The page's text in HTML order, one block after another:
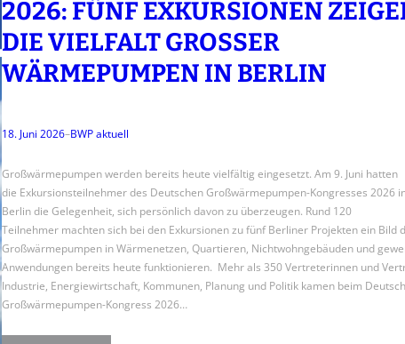
026: FÜNF EXKURSIONEN ZEIGEN
IE VIELFALT GROSSER WÄ
RMEPUMPEN IN BERLIN
18. Juni 2026–BWP aktuell
Großwärmepumpen werden bereits heute vielfältig eingesetzt. Am 9. Juni hatten
die Exkursionsteilnehmer des Deutschen Großwärmepumpen-Kongresses 2026
Berlin die Gelegenheit, sich persönlich davon zu überzeugen. Rund 120
Teilnehmer machten sich bei den Exkursionen zu fünf Berliner Projekten ein Bild
Großwärmepumpen in Wärmenetzen, Quartieren, Nichtwohngebäuden und
Anwendungen bereits heute funktionieren. Mehr als 350 Vertreterinnen und
Industrie, Energiewirtschaft, Kommunen, Planung und Politik kamen beim
Großwärmepumpen-Kongress 2026…